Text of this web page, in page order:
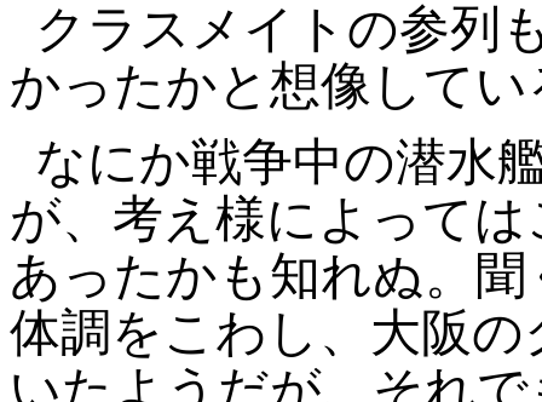
クラスメイトの参列
かったかと想像してい
なにか戦争中の潜水
が、考え様によって
あったかも知れぬ。
体調をこわ し、大阪
いたようだが、それ